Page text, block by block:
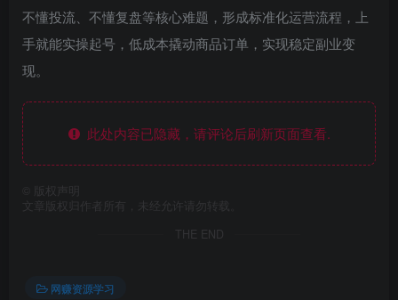
不懂投流、不懂复盘等核心难题，形成标准化运营流程，上
手就能实操起号，低成本撬动商品订单，实现稳定副业变
现。
此处内容已隐藏，请评论后刷新页面查看.
版权声明
文章版权归作者所有，未经允许请勿转载。
THE END
网赚资源学习